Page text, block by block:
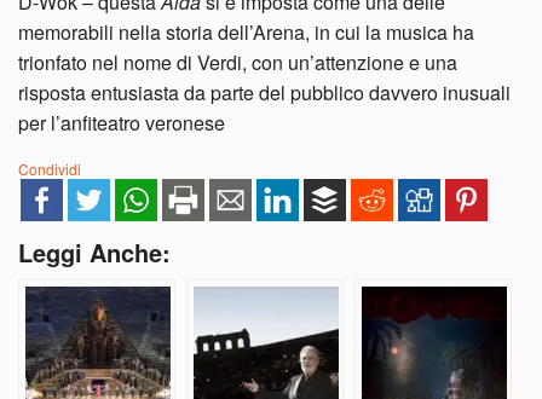
memorabili nella storia dell’Arena, in cui la musica ha
trionfato nel nome di Verdi, con un’attenzione e una
risposta entusiasta da parte del pubblico davvero inusuali
per l’anfiteatro veronese
Condividi
Leggi Anche: